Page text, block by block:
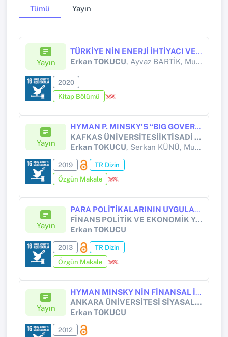
Tümü Yayın
Yayın
TÜRKİYE NİN ENERJİ İHTİYACI VE BU İHTİYACIN GİDERİLMESİNDE YENİLENEBİLİR ENERJİ KAYNAKLARININ ÖNEMİ
Erkan TOKUCU, Ayvaz BARTİK, Murat İNCE
2020
Kitap Bölümü
Yayın
HYMAN P. MINSKY’S “BIG GOVERNMENT” APPROACH IN SECURING ECONOMIC STABILITY AND ITS APPLICABILITY IN THE TURKISH ECONOMY
KAFKAS ÜNİVERSİTESİİKTİSADİ ve İDARİ BİLİMLER FAKÜLTESİ DERGİSİ
Erkan TOKUCU, Serkan KÜNÜ, Murat AKÇA
2019
TR Dizin
Özgün Makale
Yayın
PARA POLİTİKALARININ UYGULANMASINDA FAİZ KORİDORU SİSTEMİ VE KANADA İNGİLTERE VE YENİ ZELANDA DENEYİMLERİ
FİNANS POLİTİK VE EKONOMİK YORUMLAR
Erkan TOKUCU
2013
TR Dizin
Özgün Makale
Yayın
HYMAN MINSKY NİN FİNANSAL İSTİKRARSIZLIK HİPOTEZİ ÇERÇEVESİNDE KRİZLER VE ÇÖZÜM ÖNERİLERİ
ANKARA ÜNİVERSİTESİ SİYASAL BİLGİLER FAKÜLTESİ DERGİSİ
Erkan TOKUCU
2012